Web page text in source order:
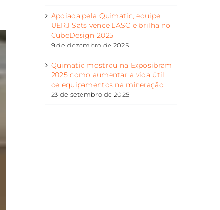
Apoiada pela Quimatic, equipe
UERJ Sats vence LASC e brilha no
CubeDesign 2025
9 de dezembro de 2025
Quimatic mostrou na Exposibram
2025 como aumentar a vida útil
de equipamentos na mineração
23 de setembro de 2025